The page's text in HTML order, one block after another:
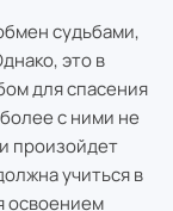
судьбами,
это в
для спасения
с ними не
произойдет
учиться в
освоением